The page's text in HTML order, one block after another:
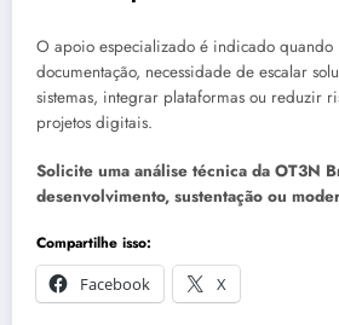
O apoio especializado é indicado quando
documentação, necessidade de escalar
sistemas, integrar plataformas ou reduzir
projetos digitais.
Solicite uma análise técnica da OT3N
desenvolvimento, sustentação ou
Compartilhe isso:
Facebook
X